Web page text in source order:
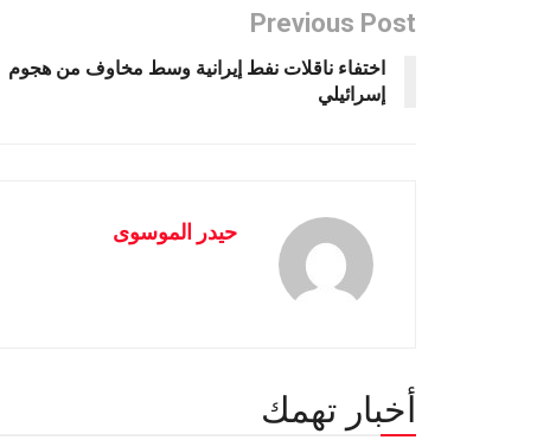
Previous Post
اختفاء ناقلات نفط إيرانية وسط مخاوف من هجوم
إسرائيلي
حيدر الموسوى
أخبار تهمك